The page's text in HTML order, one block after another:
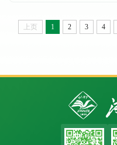
绩。自大赛启...
上页 1 2 3 4